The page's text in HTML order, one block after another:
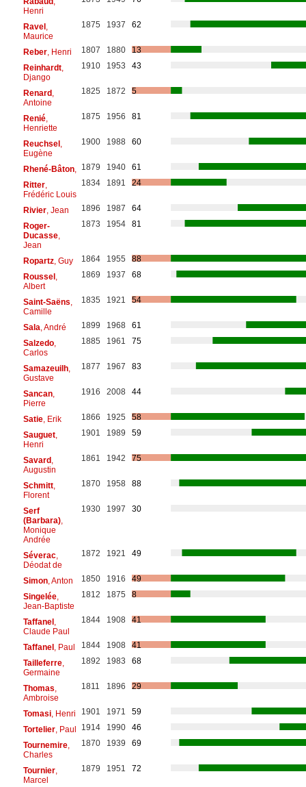
Henri
Ravel,
Maurice
1875 1937 62
Reber, Henri 1807 1880
13
Reinhardt,
Django
1910 1953 43
Renard,
Antoine
1825 1872 5
Renié,
Henriette
1875 1956 81
Reuchsel,
Eugène
1900 1988 60
Rhené-Bâton, 1879 1940
61
Ritter,
Frédéric Louis
1834 1891 24
Rivier, Jean 1896 1987
64
Roger-
Ducasse,
Jean
1873 1954 81
Ropartz, Guy 1864 1955
88
Roussel,
Albert
1869 1937 68
Saint-Saëns
Camille
1835 1921 54
Sala , André 1899 1968
61
Salzedo,
Carlos
1885 1961 75
Samazeuilh,
Gustave
1877 1967 83
Sancan,
Pierre
1916 2008 44
Satie, Erik 1866 1925
58
Sauguet,
Henri
1901 1989 59
Savard,
Augustin
1861 1942 75
Schmitt,
Florent
1870 1958 88
Serf
(Barbara),
Monique
Andrée
1930 1997 30
Séverac,
Déodat de
1872 1921 49
Simon, Anton 1850 1916
49
Singelée,
Jean-Baptiste
1812 1875 8
Taffanel,
Claude Paul
1844 1908 41
Taffanel, Paul 1844 1908
41
Tailleferre,
Germaine
1892 1983 68
Thomas
Ambroise
1811 1896 29
Tomasi, Henri 1901 1971
59
Tortelier, Paul 1914 1990
46
Tournemire,
Charles
1870 1939 69
Tournier,
Marcel
1879 1951 72